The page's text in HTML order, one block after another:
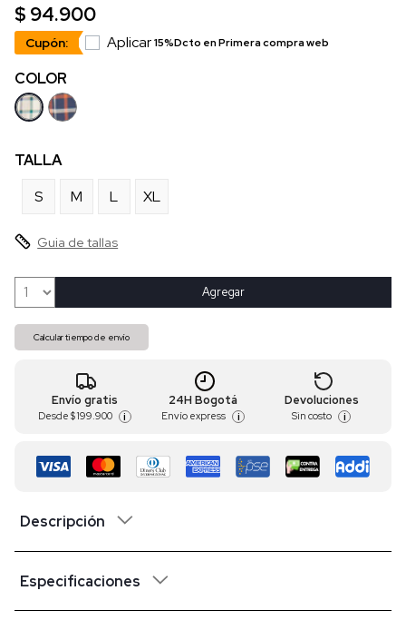
$ 94.900
Cupón: Aplicar15%Dcto en Primera compra web
COLOR
TALLA
S
M L XL
Guia de tallas
Agregar
Calcular tiempo de envío
Envío gratis
Desde $ 199.900 i
24H Bogotá
Envío express i
Devoluciones
Sin costo i
Descripción
Especificaciones